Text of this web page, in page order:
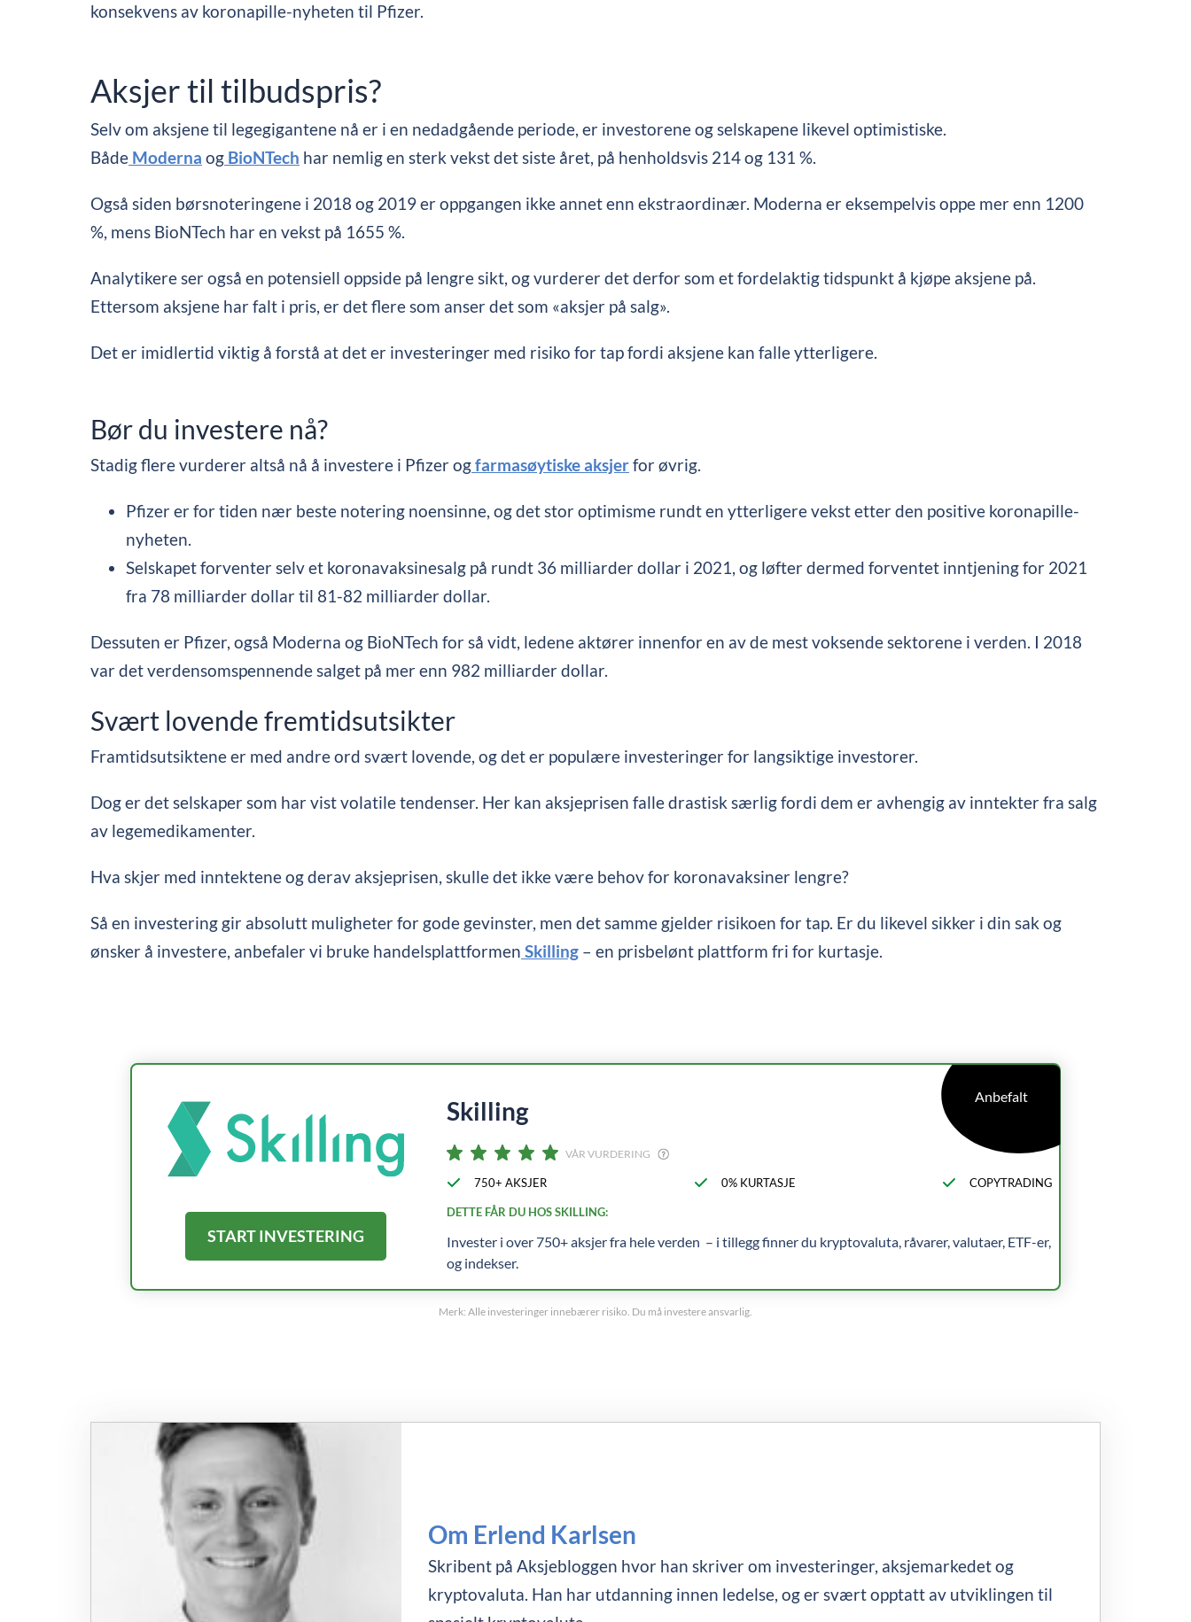
konsekvens av koronapille-nyheten til Pfizer.
Aksjer til tilbudspris?
Selv om aksjene til legegigantene nå er i en nedadgående periode, er investorene og selskapene likevel optimistiske.
Både Moderna og BioNTech har nemlig en sterk vekst det siste året, på henholdsvis 214 og 131 %.
Også siden børsnoteringene i 2018 og 2019 er oppgangen ikke annet enn ekstraordinær. Moderna er eksempelvis oppe mer enn 1200
%, mens BioNTech har en vekst på 1655 %.
Analytikere ser også en potensiell oppside på lengre sikt, og vurderer det derfor som et fordelaktig tidspunkt å kjøpe aksjene på.
Ettersom aksjene har falt i pris, er det flere som anser det som «aksjer på salg».
Det er imidlertid viktig å forstå at det er investeringer med risiko for tap fordi aksjene kan falle ytterligere.
Bør du investere nå?
Stadig flere vurderer altså nå å investere i Pfizer ogfarmasøytiske aksjerfor øvrig.
Pfizer er for tiden nær beste notering noensinne, og det stor optimisme rundt en ytterligere vekst etter den positive koronapille-
nyheten.
Selskapet forventer selv et koronavaksinesalg på rundt 36 milliarder dollar i 2021, og løfter dermed forventet inntjening for 2021
fra 78 milliarder dollar til 81-82 milliarder dollar.
Dessuten er Pfizer, også Moderna og BioNTech for så vidt, ledene aktører innenfor en av de mest voksende sektorene i verden. I 2018
var det verdensomspennende salget på mer enn 982 milliarder dollar.
Svært lovende fremtidsutsikter
Framtidsutsiktene er med andre ord svært lovende, og det er populære investeringer for langsiktige investorer.
Dog er det selskaper som har vist volatile tendenser. Her kan aksjeprisen falle drastisk særlig fordi dem er avhengig av inntekter fra salg
av legemedikamenter.
Hva skjer med inntektene og derav aksjeprisen, skulle det ikke være behov for koronavaksiner lengre?
Så en investering gir absolutt muligheter for gode gevinster, men det samme gjelder risikoen for tap. Er du likevel sikker i din sak og
ønsker å investere, anbefaler vi bruke handelsplattformen Skilling – en prisbelønt plattform fri for kurtasje.
START INVESTERING
Anbefalt
Skilling
VÅR VURDERING
750+ AKSJER 0% KURTASJE COPYTRADING
DETTE FÅR DU HOS SKILLING:
Invester i over 750+ aksjer fra hele verden – i tillegg finner du kryptovaluta, råvarer, valutaer, ETF-er,
og indekser.
Merk: Alle investeringer innebærer risiko. Du må investere ansvarlig.
Om Erlend Karlsen
Skribent på Aksjebloggen hvor han skriver om investeringer, aksjemarkedet og
kryptovaluta. Han har utdanning innen ledelse, og er svært opptatt av utviklingen til